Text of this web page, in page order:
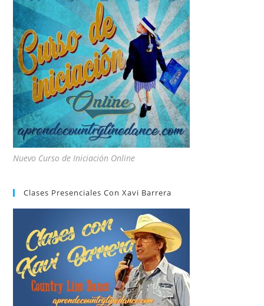
Nuevo Curso de Iniciación Online
Clases Presenciales Con Xavi Barrera